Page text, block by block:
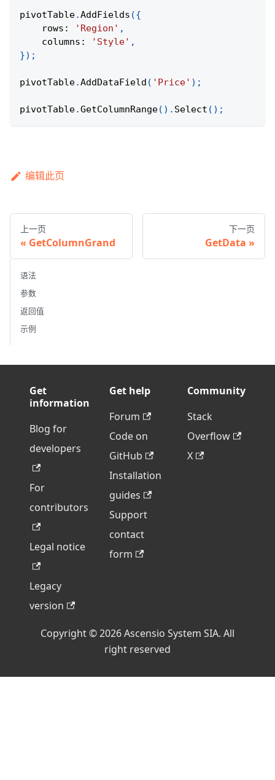
pivotTable.AddFields ({
rows : 'Region' ,
columns : 'Style' ,
}) ;
pivotTable.AddDataField ( 'Price' ) ;
pivotTable.GetColumnRange( ) . Select ( ) ;
编辑此页
上一页
GetColumnGrand
下一页
GetData
语法
参数
返回值
示例
Get
information
Blog for
developers
For
contributors
Legal notice
Legacy
version
Get help
Forum
Code on
GitHub
Installation
guides
Support
contact
form
Community
Stack
Overflow
X
Copyright © 2026 Ascensio System SIA. All
right reserved